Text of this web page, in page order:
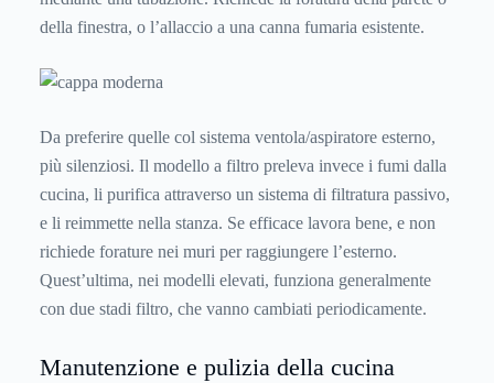
della finestra, o l’allaccio a una canna fumaria esistente.
Da preferire quelle col sistema ventola/aspiratore esterno,
più silenziosi. Il modello a filtro preleva invece i fumi dalla
cucina, li purifica attraverso un sistema di filtratura passivo,
e li reimmette nella stanza. Se efficace lavora bene, e non
richiede forature nei muri per raggiungere l’esterno.
Quest’ultima, nei modelli elevati, funziona generalmente
con due stadi filtro, che vanno cambiati periodicamente.
Manutenzione e pulizia della cucina